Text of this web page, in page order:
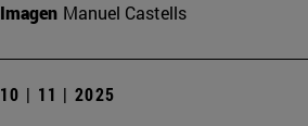
Imagen Manuel Castells
10 | 11 | 2025